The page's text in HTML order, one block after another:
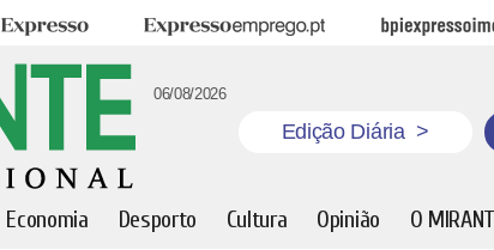
Expresso Expresso Emprego BPI Expresso
06/08/2026
Edição Diária >
Economia Desporto Cultura Opinião O